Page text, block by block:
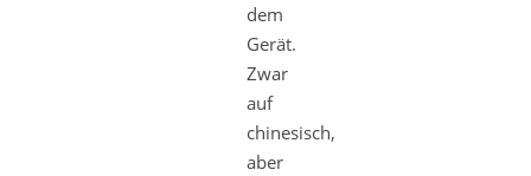
dem
Gerät.
Zwar
auf
chinesisch,
aber